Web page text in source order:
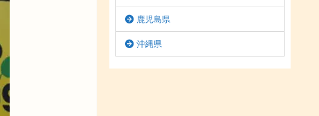
鹿児島県
沖縄県